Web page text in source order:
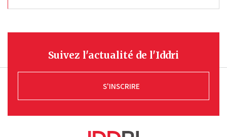
Suivez l'actualité de l'Iddri
S'INSCRIRE